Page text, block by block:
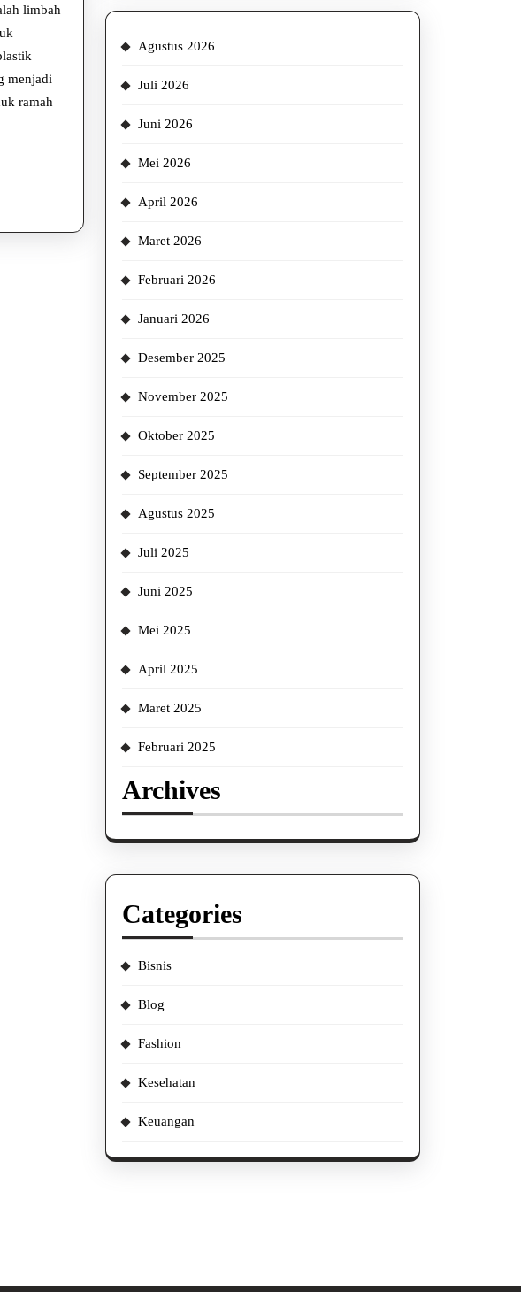
limbah
menjadi
ramah
Agustus 2026
Juli 2026
Juni 2026
Mei 2026
April 2026
Maret 2026
Februari 2026
Januari 2026
Desember 2025
November 2025
Oktober 2025
September 2025
Agustus 2025
Juli 2025
Juni 2025
Mei 2025
April 2025
Maret 2025
Februari 2025
Archives
Categories
Bisnis
Blog
Fashion
Kesehatan
Keuangan